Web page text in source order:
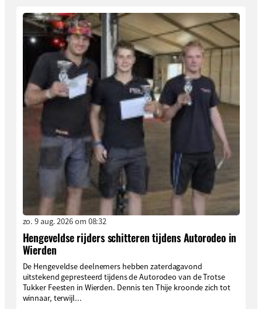
zo. 9 aug. 2026 om 08:32
Hengeveldse rijders schitteren tijdens Autorodeo in
Wierden
De Hengeveldse deelnemers hebben zaterdagavond
uitstekend gepresteerd tijdens de Autorodeo van de Trotse
Tukker Feesten in Wierden. Dennis ten Thije kroonde zich tot
winnaar, terwijl...